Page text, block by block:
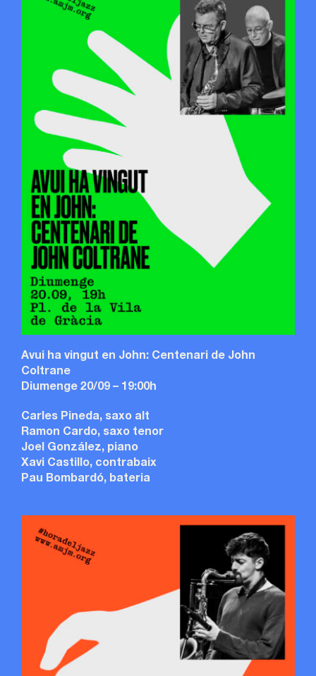
Avui ha vingut en John: Centenari de John
Coltrane
Diumenge 20/09 – 19:00h
Carles Pineda, saxo alt
Ramon Cardo, saxo tenor
Joel González, piano
Xavi Castillo, contrabaix
Pau Bombardó, bateria